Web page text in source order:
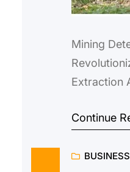
Mining
Extraction
sparked a
Continue
BUSINESS